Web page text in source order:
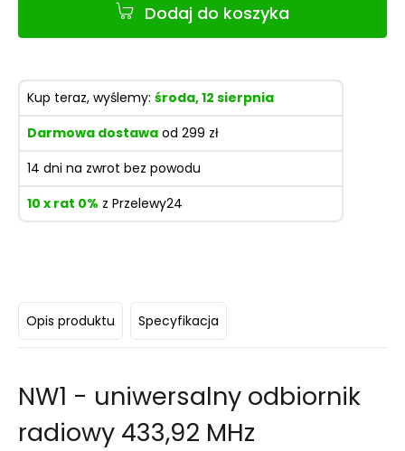
Opis produktu Specyfikacja
NW1 - uniwersalny odbiornik
radiowy 433,92 MHz
Dodaj do koszyka
Kup teraz, wyślemy: środa, 12 sierpnia
Darmowa dostawa od 299 zł
14 dni na zwrot bez powodu
10 x rat 0% z Przelewy24